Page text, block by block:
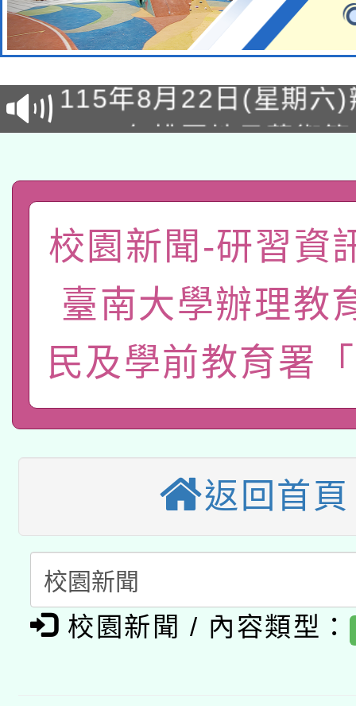
轉知經濟部水利署委託
業技術研究院辦理「
用水績優單位及節水達
動」
115年8月22日(星期六
桃園市孔廟祈福系列
開 智慧啟航」
2026年桃園地景藝術
關事宜
轉知教育部國民及學前
國立臺灣師範大學辦理
年度健康促進學校輔導
業成長研習」實施計畫
函轉國家教育研究院中
原住民族教育政策研討
轉知教育部國民及學前
新北市政府教育局辦理
師專業成長研習實施計
方素養工作坊新北場」
函轉國立臺灣師範大學
族語言臺北學習中心
「族語學習班」招生簡
轉知有關國立成功大學
文教學共融平台-教案
件」活動簡章
教育部國民及學前教育
接種對象擴大為「滿6
接種之民眾」措施，延
月28日止
業技術研究院辦理「
用水績優單位及節水達
動」
115年8月22日(星期六
桃園市孔廟祈福系列
開 智慧啟航」
「2026桃園藝術巡演
關事宜
轉知教育部國民及學前
國立臺灣師範大學辦
函轉國家教育研究院中
校園新聞-研習資
臺南大學辦理教
民及學前教育署
返回首頁
校園新聞 / 內容類型：